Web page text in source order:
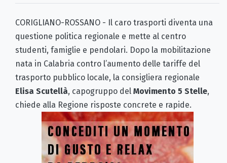
CORIGLIANO-ROSSANO - Il caro trasporti diventa una
questione politica regionale e mette al centro
studenti, famiglie e pendolari. Dopo la mobilitazione
nata in Calabria contro l’aumento delle tariffe del
trasporto pubblico locale, la consigliera regionale
Elisa Scutellà, capogruppo del Movimento 5 Stelle,
chiede alla Regione risposte concrete e rapide.